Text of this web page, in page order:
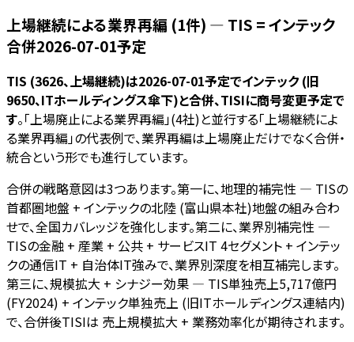
上場継続による業界再編 (1件) — TIS = インテック
合併2026-07-01予定
TIS (3626、上場継続)は2026-07-01予定でインテック (旧
9650、ITホールディングス傘下)と合併、TISIに商号変更予定で
す。「上場廃止による業界再編」(4社)と並行する「上場継続によ
る業界再編」の代表例で、業界再編は上場廃止だけでなく合併・
統合という形でも進行しています。
合併の戦略意図は3つあります。第一に、地理的補完性 — TISの
首都圏地盤 + インテックの北陸 (富山県本社)地盤の組み合わ
せで、全国カバレッジを強化します。第二に、業界別補完性 —
TISの金融 + 産業 + 公共 + サービスIT 4セグメント + インテッ
クの通信IT + 自治体IT強みで、業界別深度を相互補完します。
第三に、規模拡大 + シナジー効果 — TIS単独売上5,717億円
(FY2024) + インテック単独売上 (旧ITホールディングス連結内)
で、合併後TISIは 売上規模拡大 + 業務効率化が期待されます。